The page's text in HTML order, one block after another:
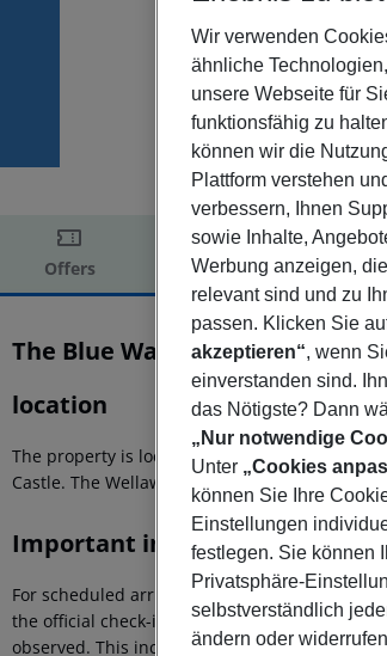
Offers Offer description
Offer description
The Blue Water Hotel and Spa
5
location
The property is located in Wadduwa, 1.5 km
Castle. The Wellawatta Railway Station is 25
Important info
For scheduled arrivals in the destination
the official check-in time of the respective
observed. This includes return flights until
Wir verwenden
ähnliche
unsere Webseite für
funktionsfähig zu
können wir die
Plattform verstehen
verbessern, Ihnen
sowie Inhalte,
Werbung anzeigen,
relevant sind und zu
passen. Klicken Sie
akzeptieren“, wenn
einverstanden sind.
das Nötigste? Dann
„Nur notwendige
Unter „Cookies
können Sie Ihre
Einstellungen
festlegen. Sie können
Privatsphäre-
selbstverständlich
ändern oder